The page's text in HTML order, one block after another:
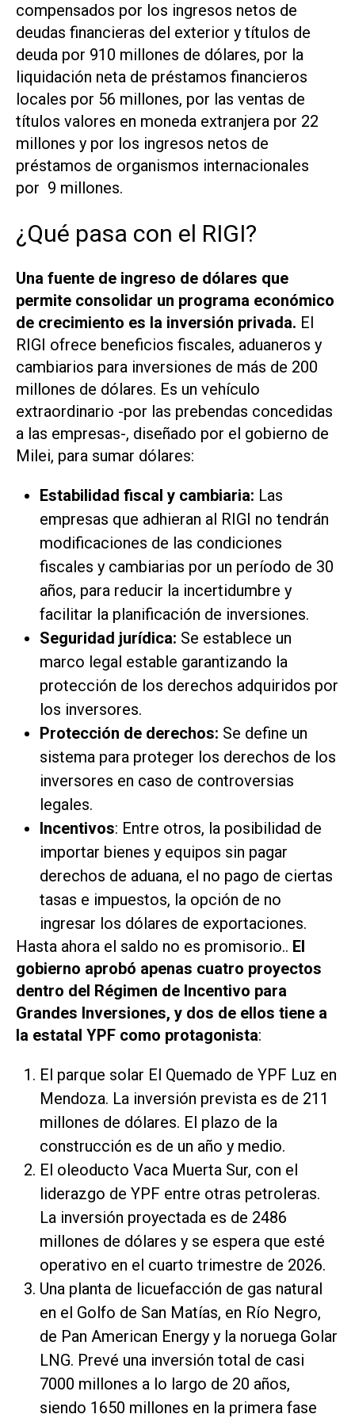
compensados por los ingresos netos de
deudas financieras del exterior y títulos de
deuda por 910 millones de dólares, por la
liquidación neta de préstamos financieros
locales por 56 millones, por las ventas de
títulos valores en moneda extranjera por 22
millones y por los ingresos netos de
préstamos de organismos internacionales
por 9 millones.
¿Qué pasa con el RIGI?
Una fuente de ingreso de dólares que
permite consolidar un programa económico
de crecimiento es la inversión privada. El
RIGI ofrece beneficios fiscales, aduaneros y
cambiarios para inversiones de más de 200
millones de dólares. Es un vehículo
extraordinario -por las prebendas concedidas
a las empresas-, diseñado por el gobierno de
Milei, para sumar dólares:
Estabilidad fiscal y cambiaria: Las
empresas que adhieran al RIGI no tendrán
modificaciones de las condiciones
fiscales y cambiarias por un período de 30
años, para reducir la incertidumbre y
facilitar la planificación de inversiones.
Seguridad jurídica: Se establece un
marco legal estable garantizando la
protección de los derechos adquiridos por
los inversores.
Protección de derechos: Se define un
sistema para proteger los derechos de los
inversores en caso de controversias
legales.
Incentivos: Entre otros, la posibilidad de
importar bienes y equipos sin pagar
derechos de aduana, el no pago de ciertas
tasas e impuestos, la opción de no
ingresar los dólares de exportaciones.
Hasta ahora el saldo no es promisorio.. El
gobierno aprobó apenas cuatro proyectos
dentro del Régimen de Incentivo para
Grandes Inversiones, y dos de ellos tiene a
la estatal YPF como protagonista:
El parque solar El Quemado de YPF Luz en
Mendoza. La inversión prevista es de 211
millones de dólares. El plazo de la
construcción es de un año y medio.
El oleoducto Vaca Muerta Sur, con el
liderazgo de YPF entre otras petroleras.
La inversión proyectada es de 2486
millones de dólares y se espera que esté
operativo en el cuarto trimestre de 2026.
Una planta de licuefacción de gas natural
en el Golfo de San Matías, en Río Negro,
de Pan American Energy y la noruega Golar
LNG. Prevé una inversión total de casi
7000 millones a lo largo de 20 años,
siendo 1650 millones en la primera fase